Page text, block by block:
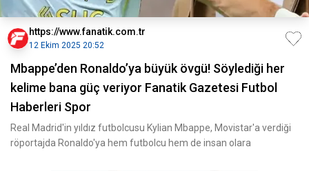
https://www.fanatik.com.tr
12 Ekim 2025 20:52
Mbappe’den Ronaldo’ya büyük övgü! Söylediği her
kelime bana güç veriyor Fanatik Gazetesi Futbol
Haberleri Spor
Real Madrid'in yıldız futbolcusu Kylian Mbappe, Movistar'a verdiği
röportajda Ronaldo'ya hem futbolcu hem de insan olara